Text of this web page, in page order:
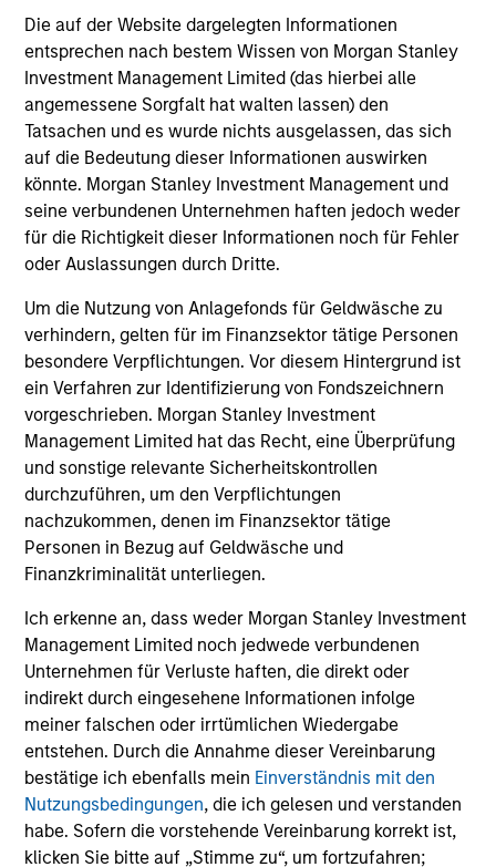
Die auf der Website dargelegten Informationen
entsprechen nach bestem Wissen von Morgan Stanley
Investment Management Limited (das hierbei alle
angemessene Sorgfalt hat walten lassen) den
Tatsachen und es wurde nichts ausgelassen, das sich
auf die Bedeutung dieser Informationen auswirken
könnte. Morgan Stanley Investment Management und
seine verbundenen Unternehmen haften jedoch weder
für die Richtigkeit dieser Informationen noch für Fehler
oder Auslassungen durch Dritte.
Um die Nutzung von Anlagefonds für Geldwäsche zu
verhindern, gelten für im Finanzsektor tätige Personen
besondere Verpflichtungen. Vor diesem Hintergrund ist
ein Verfahren zur Identifizierung von Fondszeichnern
vorgeschrieben. Morgan Stanley Investment
Management Limited hat das Recht, eine Überprüfung
und sonstige relevante Sicherheitskontrollen
durchzuführen, um den Verpflichtungen
nachzukommen, denen im Finanzsektor tätige
Personen in Bezug auf Geldwäsche und
Finanzkriminalität unterliegen.
Ich erkenne an, dass weder Morgan Stanley Investment
Management Limited noch jedwede verbundenen
Unternehmen für Verluste haften, die direkt oder
indirekt durch eingesehene Informationen infolge
meiner falschen oder irrtümlichen Wiedergabe
entstehen. Durch die Annahme dieser Vereinbarung
bestätige ich ebenfalls mein Einverständnis mit den
Nutzungsbedingungen, die ich gelesen und verstanden
habe. Sofern die vorstehende Vereinbarung korrekt ist,
klicken Sie bitte auf „Stimme zu“, um fortzufahren;
Distinguishing Characteristics
– We incentivize our team in long-term alignment with
clients
– We value curiosity, perspective and partnership
– We promote a creative work environment that adapts as
the world evolves
Investment Approach
Our investment philosophy is simple: We believe that by
applying a price discipline to investments in high quality
companies - strictly defined as those with competitive
advantages and long-term growth that creates value - we
can best capture opportunities and manage risk for
clients.
is derived from long-term investments purchased at a
large discount to intrinsic value. We believe these long-
term investments are best protectedwhen they are
sustainable with respect to disruption, financial strength
and ESG externalities, and bestenhancedwhen the
underlying company has strong competitive advantages
and growth that creates value.